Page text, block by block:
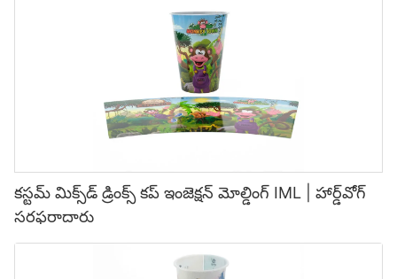
కస్టమ్ మిక్స్‌డ్ డ్రింక్స్ కప్ ఇంజెక్షన్ మోల్డింగ్ IML | హార్డ్‌వోగ్
సరఫరాదారు